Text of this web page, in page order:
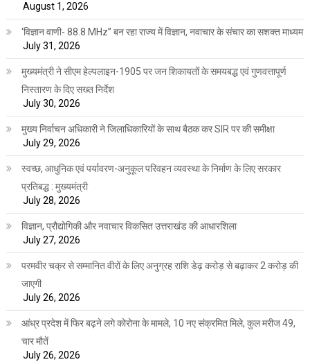
August 1, 2026
‘विज्ञान वाणी- 88.8 MHz” बन रहा राज्य में विज्ञान, नवाचार के संचार का सशक्त माध्यम
July 31, 2026
मुख्यमंत्री ने सीएम हेल्पलाइन-1905 पर जन शिकायतों के समयबद्ध एवं गुणवत्तापूर्ण
निस्तारण के दिए सख्त निर्देश
July 30, 2026
मुख्य निर्वाचन अधिकारी ने जिलाधिकारियों के साथ बैठक कर SIR पर की समीक्षा
July 29, 2026
स्वच्छ, आधुनिक एवं पर्यावरण-अनुकूल परिवहन व्यवस्था के निर्माण के लिए सरकार
प्रतिबद्ध : मुख्यमंत्री
July 28, 2026
विज्ञान, प्रौद्योगिकी और नवाचार विकसित उत्तराखंड की आधारशिला
July 27, 2026
परमवीर चक्र से सम्मानित वीरों के लिए अनुग्रह राशि डेढ़ करोड़ से बढ़ाकर 2 करोड़ की
जाएगी
July 26, 2026
आंध्र प्रदेश में फिर बढ़ने लगे कोरोना के मामले, 10 नए संक्रमित मिले, कुल मरीज 49,
चार मौतें
July 26, 2026